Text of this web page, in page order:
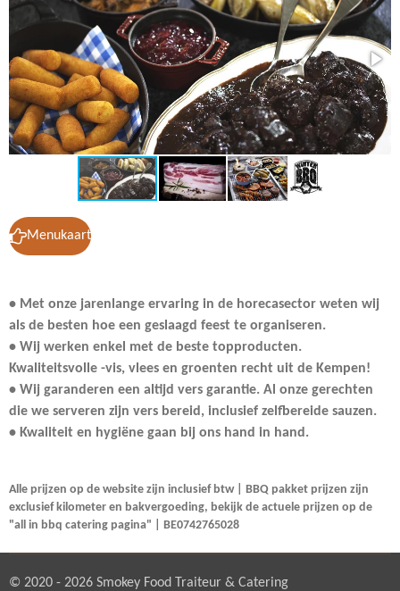
Menukaart
• Met onze jarenlange ervaring in de horecasector weten wij
als de besten hoe een geslaagd feest te organiseren.
• Wij werken enkel met de beste topproducten.
Kwaliteitsvolle -vis, vlees en groenten recht uit de Kempen!
• Wij garanderen een altijd vers garantie. Al onze gerechten
die we serveren zijn vers bereid, inclusief zelfbereide sauzen.
• Kwaliteit en hygiëne gaan bij ons hand in hand.
Alle prijzen op de website zijn inclusief btw
| BBQ pakket prijzen zijn
exclusief kilometer en bakvergoeding, bekijk de actuele prijzen op de
"all in bbq catering pagina" | BE0742765028
© 2020 - 2026 Smokey Food Traiteur & Catering